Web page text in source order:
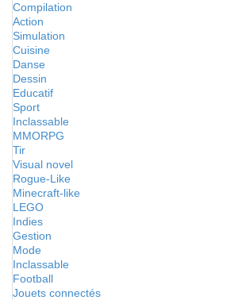
Compilation
Action
Simulation
Cuisine
Danse
Dessin
Educatif
Sport
Inclassable
MMORPG
Tir
Visual novel
Rogue-Like
Minecraft-like
LEGO
Indies
Gestion
Mode
Inclassable
Football
Jouets connectés